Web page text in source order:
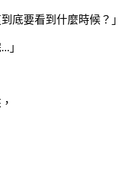
底要看到什麼時候？」
」